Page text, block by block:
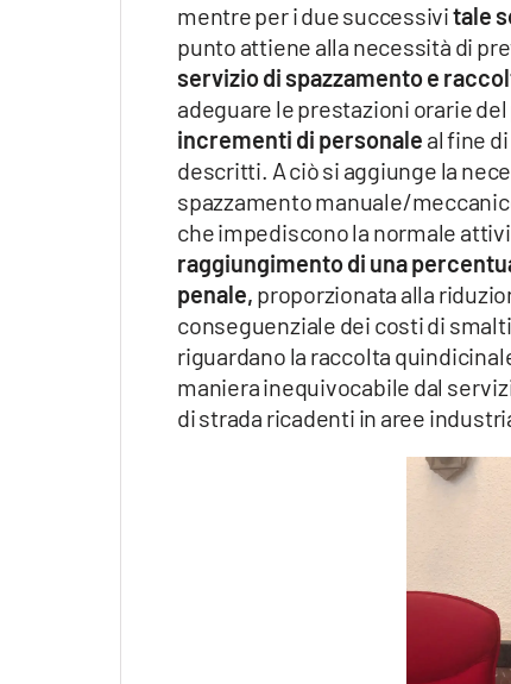
mentre per i due successivitale
punto attiene alla necessità di
servizio di spazzamento e
adeguare le prestazioni orarie
incrementi di personale al fine
descritti. A ciò si aggiunge la
spazzamento manuale/
che impediscono la normale
raggiungimento di una
penale, proporzionata alla
conseguenziale dei costi di
riguardano la raccolta
maniera inequivocabile dal
di strada ricadenti in aree